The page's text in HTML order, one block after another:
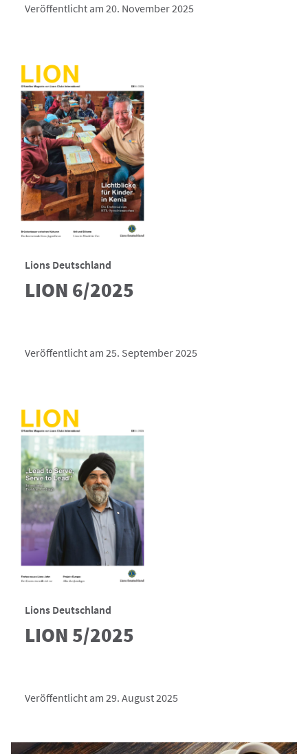
Veröffentlicht am 20. November 2025
Lions Deutschland
LION 6/2025
Veröffentlicht am 25. September 2025
Lions Deutschland
LION 5/2025
Veröffentlicht am 29. August 2025